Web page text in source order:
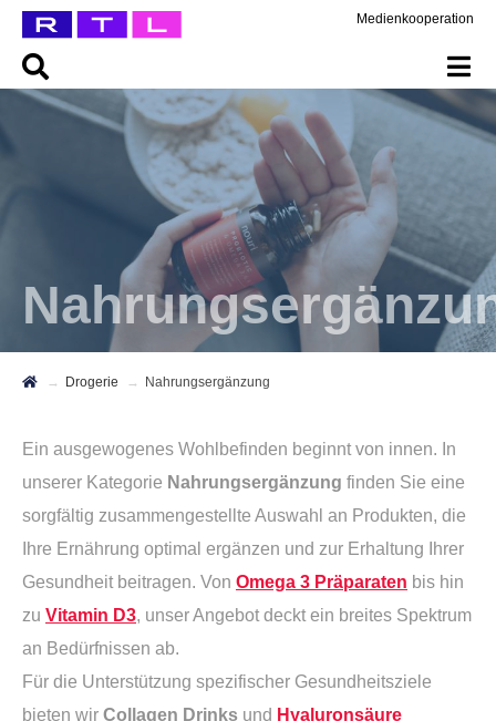
Medienkooperation
Drogerie Nahrungsergänzung
Ein ausgewogenes Wohlbefinden beginnt von innen. In
unserer Kategorie Nahrungsergänzung finden Sie eine
sorgfältig zusammengestellte Auswahl an Produkten, die
Ihre Ernährung optimal ergänzen und zur Erhaltung Ihrer
Gesundheit beitragen. Von Omega 3 Präparaten bis hin
zu Vitamin D3, unser Angebot deckt ein breites Spektrum
an Bedürfnissen ab.
Für die Unterstützung spezifischer Gesundheitsziele
bieten wir Collagen Drinks und Hyaluronsäure